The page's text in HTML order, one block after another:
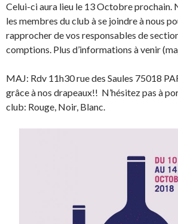
Celui-ci aura lieu le 13 Octobre prochain.
les membres du club à se joindre à nous
rapprocher de vos responsables de
comptions. Plus d’informations à venir
MAJ: Rdv 11h30 rue des Saules 75018
grâce à nos drapeaux!! N’hésitez pas à
club: Rouge, Noir, Blanc.